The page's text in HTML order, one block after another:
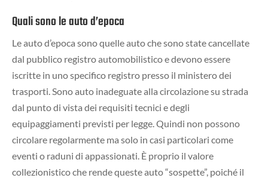
Quali sono le auto d’epoca
Le auto d’epoca sono quelle auto che sono state cancellate
dal pubblico registro automobilistico e devono essere
iscritte in uno specifico registro presso il ministero dei
trasporti. Sono auto inadeguate alla circolazione su strada
dal punto di vista dei requisiti tecnici e degli
equipaggiamenti previsti per legge. Quindi non possono
circolare regolarmente ma solo in casi particolari come
eventi o raduni di appassionati. È proprio il valore
collezionistico che rende queste auto “sospette”, poiché il